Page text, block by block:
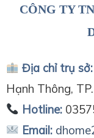
CÔNG TY
Địa chỉ trụ sở:
Hạnh Thông,
Hotline:
Email: